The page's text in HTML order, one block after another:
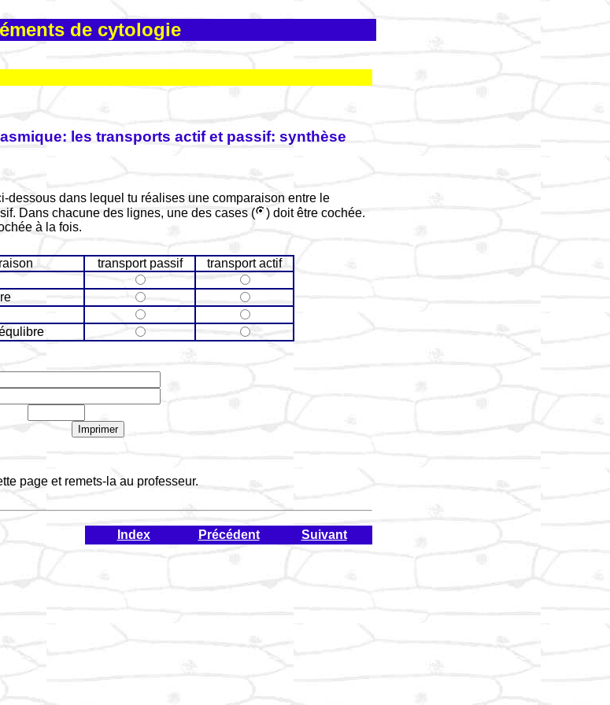
de cytologie
les transports actif et passif: synthèse
dessous dans lequel tu réalises une comparaison entre le
Dans chacune des lignes, une des cases (
) doit être cochée.
à la fois.
transport passif
transport actif
page et remets-la au professeur.
Index Précédent Suivant